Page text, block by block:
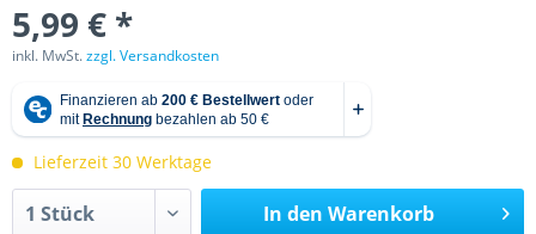
5,99 € *
inkl. MwSt.zzgl. Versandkosten
Lieferzeit 30 Werktage
In den Warenkorb